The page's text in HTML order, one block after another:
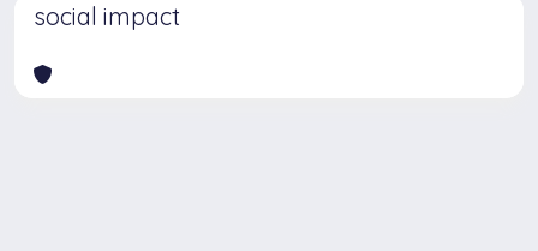
social impact